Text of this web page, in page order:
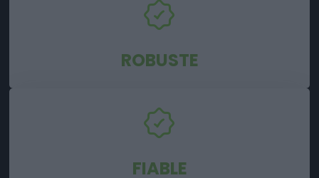
ROBUSTE
FIABLE